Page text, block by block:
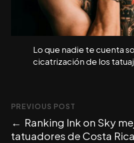
Lo que nadie te cuenta
cicatrización de los
PREVIOUS POST
← Ranking Ink on Sky
tatuadores de Costa